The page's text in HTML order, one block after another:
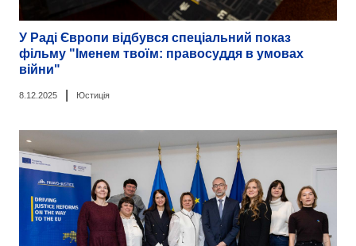
У Раді Європи відбувся спеціальний показ
фільму "Іменем твоїм: правосуддя в умовах
війни"
8.12.2025 Юстиція